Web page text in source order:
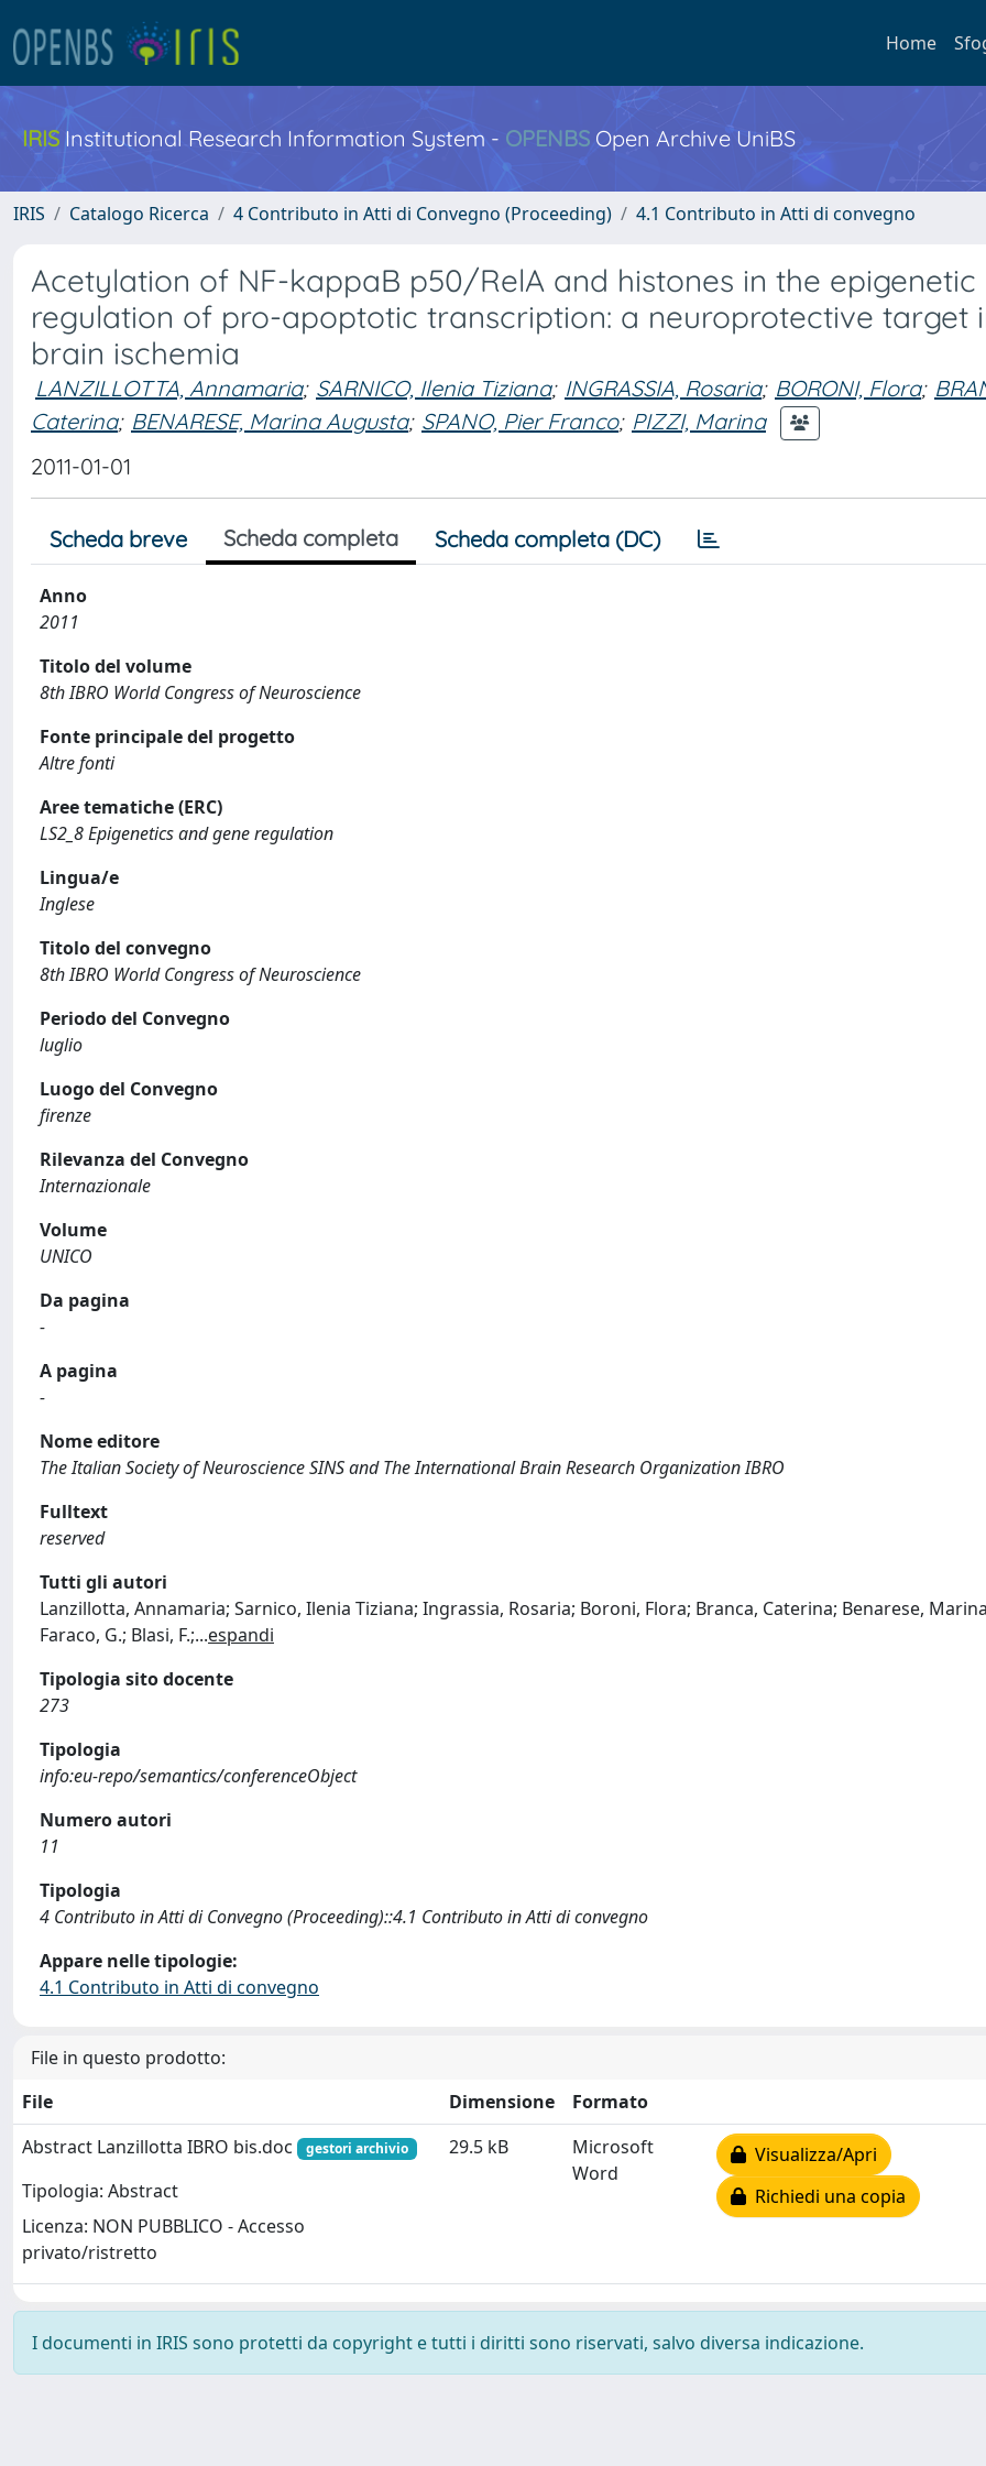
Home
IRIS Institutional Research Information System - OPENBS Open Archive UniBS
IRIS Catalogo Ricerca 4 Contributo in Atti di Convegno (Proceeding) 4.1 Contributo in Atti di convegno
Acetylation of NF-kappaB p50/RelA and histones in the epigenetic
regulation of pro-apoptotic transcription: a neuroprotective target
brain ischemia
LANZILLOTTA, Annamaria; SARNICO, Ilenia Tiziana; INGRASSIA, Rosaria; BORONI, Flora;
Caterina; BENARESE, Marina Augusta; SPANO, Pier Franco; PIZZI, Marina
2011-01-01
Scheda breve Scheda completa Scheda completa (DC)
Anno
2011
Titolo del volume
8th IBRO World Congress of Neuroscience
Fonte principale del progetto
Altre fonti
Aree tematiche (ERC)
LS2_8 Epigenetics and gene regulation
Lingua/e
Inglese
Titolo del convegno
8th IBRO World Congress of Neuroscience
Periodo del Convegno
luglio
Luogo del Convegno
firenze
Rilevanza del Convegno
Internazionale
Volume
UNICO
Da pagina
-
A pagina
-
Nome editore
The Italian Society of Neuroscience SINS and The International Brain Research Organization IBRO
Fulltext
reserved
Tutti gli autori
Lanzillotta, Annamaria; Sarnico, Ilenia Tiziana; Ingrassia, Rosaria; Boroni, Flora; Branca, Caterina; Benarese,
Faraco, G.; Blasi, F.;...espandi
Tipologia sito docente
273
Tipologia
info:eu-repo/semantics/conferenceObject
Numero autori
11
Tipologia
4 Contributo in Atti di Convegno (Proceeding)::4.1 Contributo in Atti di convegno
Appare nelle tipologie:
4.1 Contributo in Atti di convegno
File in questo prodotto:
File
Dimensione
Formato
Abstract Lanzillotta IBRO bis.doc
gestori archivio
Tipologia: Abstract
Licenza: NON PUBBLICO - Accesso
privato/ristretto
29.5 kB
Microsoft
Word
Visualizza/Apri
Richiedi una copia
I documenti in IRIS sono protetti da copyright e tutti i diritti sono riservati, salvo diversa indicazione.